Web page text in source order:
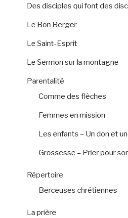
Des disciples qui font des
Le Bon Berger
Le Saint-Esprit
Le Sermon sur la montagne
Parentalité
Comme des flèches
Femmes en mission
Les enfants – Un don et
Grossesse – Prier pour
Répertoire
Berceuses chrétiennes
La prière